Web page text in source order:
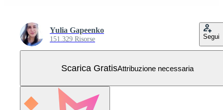
Yulia Gapeenko
151.329 Risorse Segui
Scarica GratisAttribuzione necessaria